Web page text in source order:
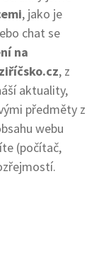
, jako je
chat se
na
, z
aktuality,
předměty z
webu
(počítač,